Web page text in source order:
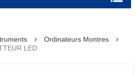
Ordinateurs Montres
LED